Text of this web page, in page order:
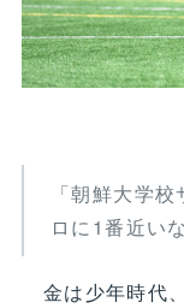
「朝鮮大学
ロに1番近い
金は少年時代